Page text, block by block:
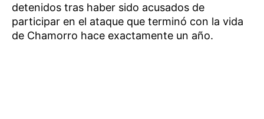
detenidos tras haber sido acusados de
participar en el ataque que terminó con la vida
de Chamorro hace exactamente un año.